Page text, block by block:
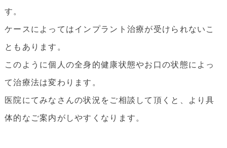
す。
ケースによってはインプラント治療が受けられないこ
ともあります。
このように個人の全身的健康状態やお口の状態によっ
て治療法は変わります。
医院にてみなさんの状況をご相談して頂くと、より具
体的なご案内がしやすくなります。